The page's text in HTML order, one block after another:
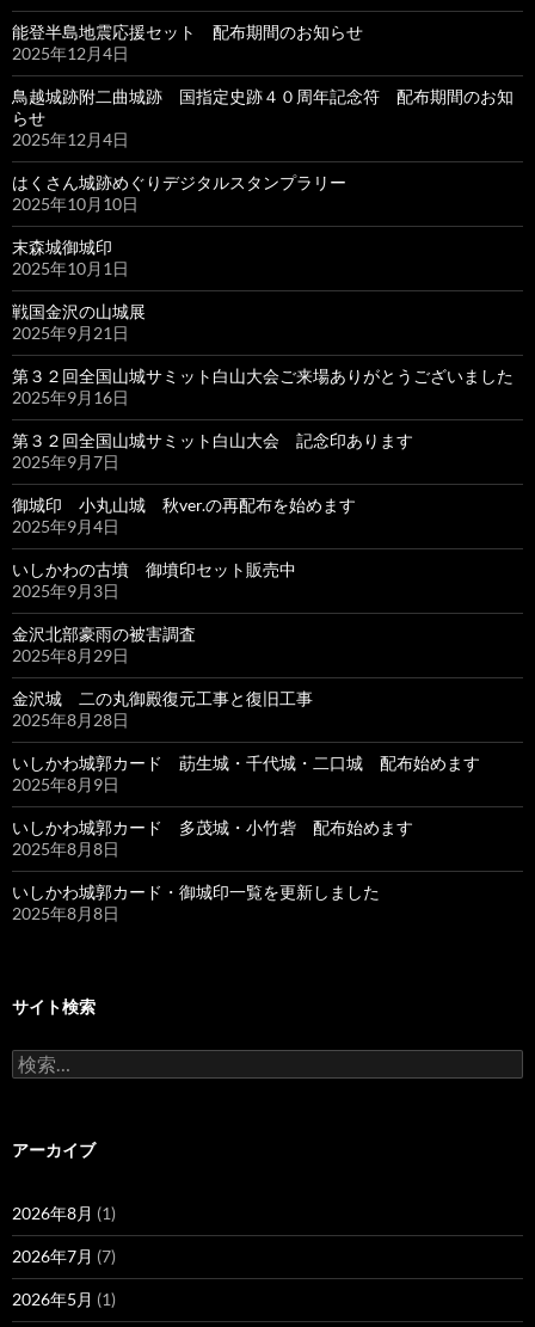
能登半島地震応援セット 配布期間のお知らせ
2025年12月4日
鳥越城跡附二曲城跡 国指定史跡４０周年記念符 配布期間のお知
らせ
2025年12月4日
はくさん城跡めぐりデジタルスタンプラリー
2025年10月10日
末森城御城印
2025年10月1日
戦国金沢の山城展
2025年9月21日
第３２回全国山城サミット白山大会ご来場ありがとうございました
2025年9月16日
第３２回全国山城サミット白山大会 記念印あります
2025年9月7日
御城印 小丸山城 秋ver.の再配布を始めます
2025年9月4日
いしかわの古墳 御墳印セット販売中
2025年9月3日
金沢北部豪雨の被害調査
2025年8月29日
金沢城 二の丸御殿復元工事と復旧工事
2025年8月28日
いしかわ城郭カード 莇生城・千代城・二口城 配布始めます
2025年8月9日
いしかわ城郭カード 多茂城・小竹砦 配布始めます
2025年8月8日
いしかわ城郭カード・御城印一覧を更新しました
2025年8月8日
サイト検索
検
索:
アーカイブ
2026年8月 (1)
2026年7月 (7)
2026年5月 (1)